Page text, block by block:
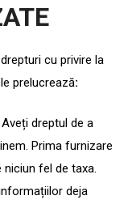
cu privire la
prelucrează:
dreptul de a
Prima furnizare
fel de taxa.
deja